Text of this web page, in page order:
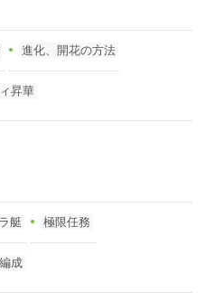
進化、開花の方法
昇華
艇 極限任務
成